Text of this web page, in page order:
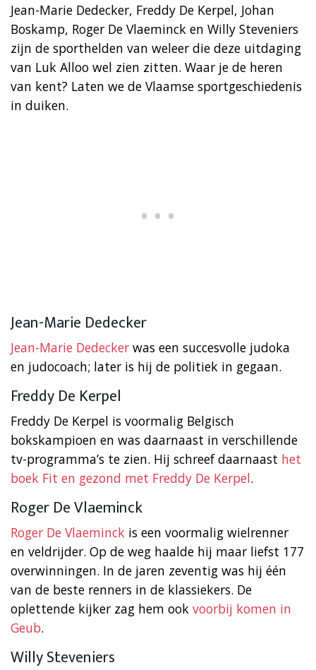
Jean-Marie Dedecker, Freddy De Kerpel, Johan
Boskamp, Roger De Vlaeminck en Willy Steveniers
zijn de sporthelden van weleer die deze uitdaging
van Luk Alloo wel zien zitten. Waar je de heren
van kent? Laten we de Vlaamse sportgeschiedenis
in duiken.
Jean-Marie Dedecker
Jean-Marie Dedecker was een succesvolle judoka
en judocoach; later is hij de politiek in gegaan.
Freddy De Kerpel
Freddy De Kerpel is voormalig Belgisch
bokskampioen en was daarnaast in verschillende
tv-programma’s te zien. Hij schreef daarnaast het
boek Fit en gezond met Freddy De Kerpel.
Roger De Vlaeminck
Roger De Vlaeminck is een voormalig wielrenner
en veldrijder. Op de weg haalde hij maar liefst 177
overwinningen. In de jaren zeventig was hij één
van de beste renners in de klassiekers. De
oplettende kijker zag hem ook voorbij komen in
Geub.
Willy Steveniers